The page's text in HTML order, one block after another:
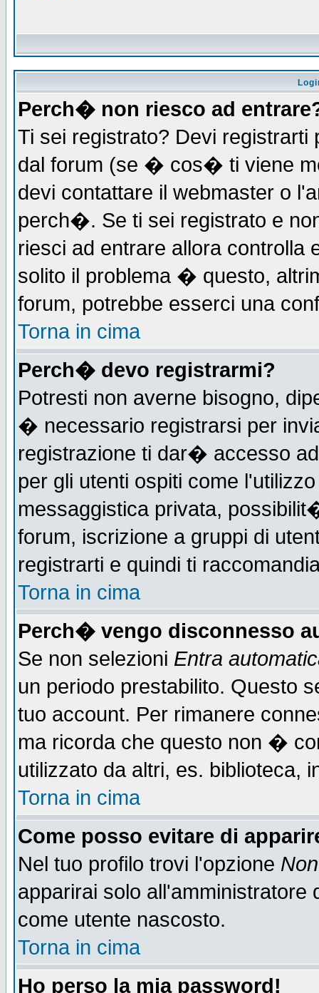
Perch� non riesco ad
Ti sei registrato? Devi registrarti
dal forum (se � cos� ti viene
devi contattare il webmaster o
perch�. Se ti sei registrato e
riesci ad entrare allora controlla
solito il problema � questo,
forum, potrebbe esserci una
Torna in cima
Perch� devo registrarmi?
Potresti non averne bisogno,
� necessario registrarsi per
registrazione ti dar� accesso
per gli utenti ospiti come
messaggistica privata,
forum, iscrizione a gruppi di
registrarti e quindi ti
Torna in cima
Perch� vengo disconnesso
Se non selezioni Entra
un periodo prestabilito. Questo
tuo account. Per rimanere
ma ricorda che questo non �
utilizzato da altri, es.
Torna in cima
Come posso evitare di
Nel tuo profilo trovi l'opzione
apparirai solo all'amministratore
come utente nascosto.
Torna in cima
Ho perso la mia password!